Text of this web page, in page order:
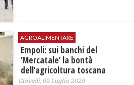
AGROALIMENTARE
Empoli: sui banchi del
‘Mercatale’ la bontà
dell’agricoltura toscana
Giovedì, 09 Luglio 2020